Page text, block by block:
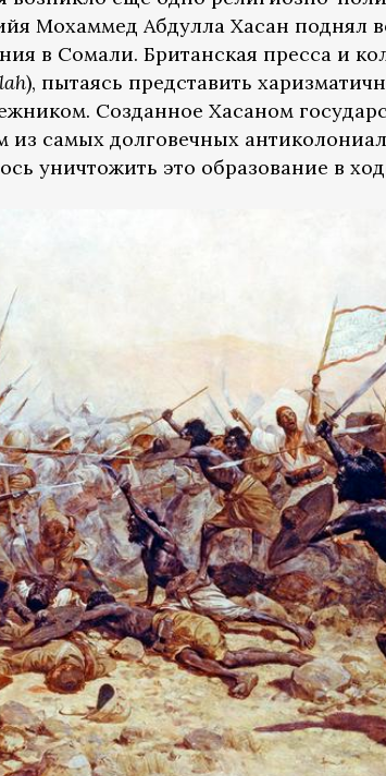
Мохаммед Абдулла Хасан поднял
в Сомали. Британская пресса и
), пытаясь представить
Созданное Хасаном
из самых долговечных
уничтожить это образование в